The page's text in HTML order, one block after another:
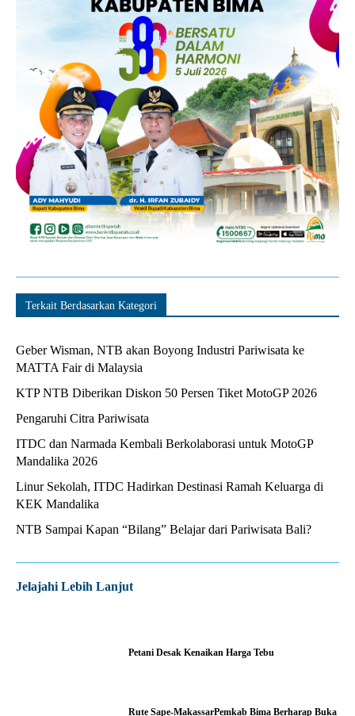
Terkait Berdasarkan Kategori
Geber Wisman, NTB akan Boyong Industri Pariwisata ke
MATTA Fair di Malaysia
KTP NTB Diberikan Diskon 50 Persen Tiket MotoGP 2026
Pengaruhi Citra Pariwisata
ITDC dan Narmada Kembali Berkolaborasi untuk MotoGP
Mandalika 2026
Linur Sekolah, ITDC Hadirkan Destinasi Ramah Keluarga di
KEK Mandalika
NTB Sampai Kapan “Bilang” Belajar dari Pariwisata Bali?
Jelajahi Lebih Lanjut
Petani Desak Kenaikan Harga Tebu
Rute Sape-MakassarPemkab Bima Berharap Buka